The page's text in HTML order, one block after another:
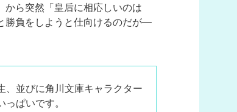
ら突然「皇后に相応しいのは
勝負をしようと仕向けるのだが―
、並びに角川文庫キャラクター
ぱいです。